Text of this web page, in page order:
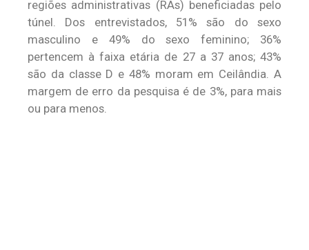
regiões administrativas (RAs) beneficiadas pelo
túnel. Dos entrevistados, 51% são do sexo
masculino e 49% do sexo feminino; 36%
pertencem à faixa etária de 27 a 37 anos; 43%
são da classe D e 48% moram em Ceilândia. A
margem de erro da pesquisa é de 3%, para mais
ou para menos.